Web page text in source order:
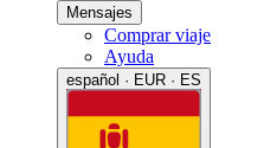
Mensajes
Comprar viaje
Ayuda
español · EUR · ES